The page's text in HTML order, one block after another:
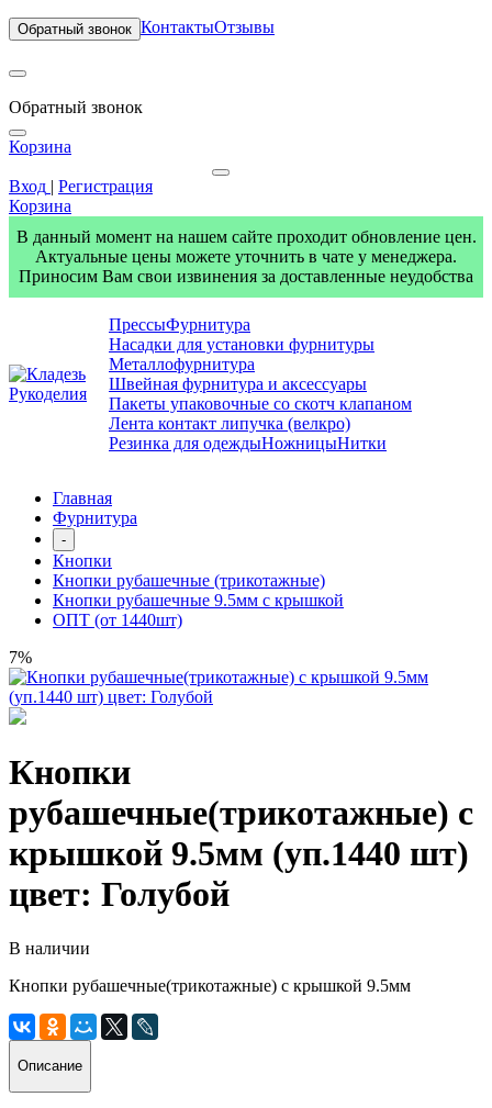
Обратный звонок КонтактыОтзывы
Обратный звонок
Корзина
Вход | Регистрация
Корзина
В данный момент на нашем сайте проходит обновление цен.
Актуальные цены можете уточнить в чате у менеджера.
Приносим Вам свои извинения за доставленные неудобства
ПрессыФурнитура
Насадки для установки фурнитуры
Металлофурнитура
Швейная фурнитура и аксессуары
Пакеты упаковочные со скотч клапаном
Лента контакт липучка (велкро)
Резинка для одеждыНожницыНитки
Главная
Фурнитура
-
Кнопки
Кнопки рубашечные (трикотажные)
Кнопки рубашечные 9.5мм с крышкой
ОПТ (от 1440шт)
7%
Кнопки
рубашечные(трикотажные) с
крышкой 9.5мм (уп.1440 шт)
цвет: Голубой
В наличии
Кнопки рубашечные(трикотажные) с крышкой 9.5мм
Описание